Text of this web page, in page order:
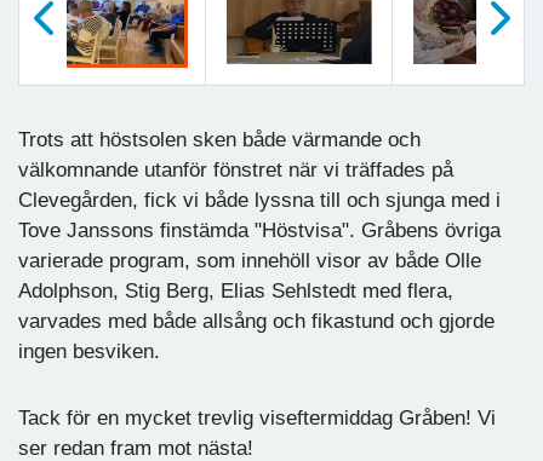
Trots att höstsolen sken både värmande och
välkomnande utanför fönstret när vi träffades på
Clevegården, fick vi både lyssna till och sjunga med i
Tove Janssons finstämda "Höstvisa". Gråbens övriga
varierade program, som innehöll visor av både Olle
Adolphson, Stig Berg, Elias Sehlstedt med flera,
varvades med både allsång och fikastund och gjorde
ingen besviken.
Tack för en mycket trevlig viseftermiddag Gråben! Vi
ser redan fram mot nästa!